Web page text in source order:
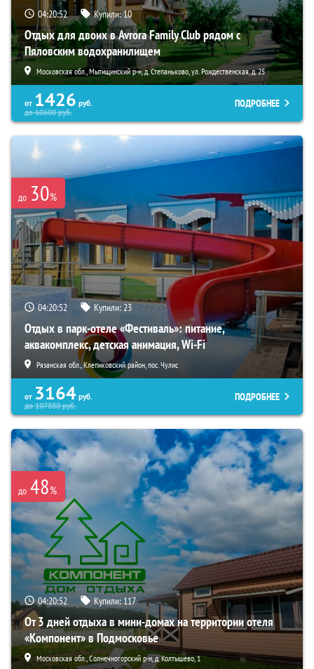
04:20:51 Купили:10
Отдых для двоих в Avrora Family Club рядом с
Пяловским водохранилищем
Московская обл., Мытищинский р-н, д. Степаньково, ул. Рождественская, д. 25
от 1426 руб.
до60600руб.
ПОДРОБНЕЕ
до 30%
04:20:51 Купили:23
Отдых в парк-отеле «Фестиваль»: питание,
аквакомплекс, детская анимация, Wi-Fi
Рязанская обл., Клепиковский район, пос. Чулис
от 3164 руб.
до107880руб.
ПОДРОБНЕЕ
до 48%
04:20:51 Купили: 117
От 3 дней отдыха в мини-домах на территории отеля
«Компонент» в Подмосковье
Московская обл., Солнечногорский р-н, д. Колтышево, 1